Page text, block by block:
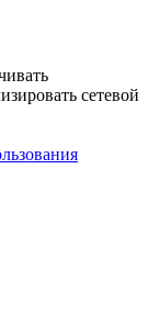
сетевой